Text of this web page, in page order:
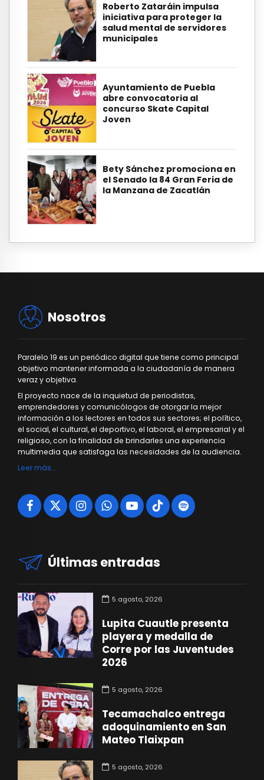
Roberto Zataráin impulsa
iniciativa para proteger la
salud mental de servidores
municipales
Ayuntamiento de Puebla
abre convocatoria al
concurso Skate Capital
Joven
Bety Sánchez promociona en
el Senado la 84 Gran Feria de
la Manzana de Zacatlán
Nosotros
Paralelo 19 es un periódico digital que tiene como principal
objetivo mantener informada a la ciudadanía de manera
veraz y objetiva.
El proyecto nace de la inquietud de periodistas,
emprendedores y comunicólogos de otorgar la mejor
información a los lectores en todos sus sectores; el político,
el social, el cultural, el deportivo, el laboral, el empresarial y el
religioso, con la finalidad de brindarles una experiencia
multimedia que satisfaga las necesidades de la audiencia.
Leer más…
Últimas entradas
5 agosto, 2026
Lupita Cuautle presenta
playera y medalla de
Corre por las Juventudes
2026
5 agosto, 2026
Tecamachalco entrega
adoquinamiento en San
Mateo Tlaixpan
5 agosto, 2026